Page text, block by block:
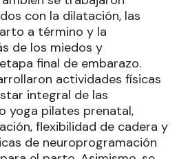
con la dilatación, las
a término y la
de los miedos y
final de embarazo.
actividades físicas
integral de las
yoga pilates prenatal,
flexibilidad de cadera y
de neuroprogramación